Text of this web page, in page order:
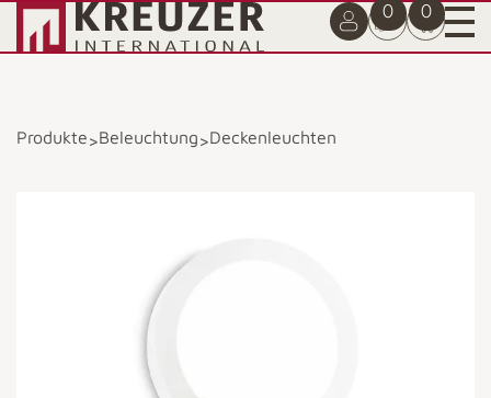
0 0
Produkte>Beleuchtung>Deckenleuchten